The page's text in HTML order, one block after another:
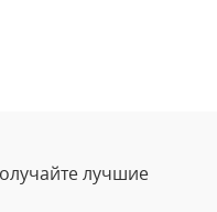
лучшие